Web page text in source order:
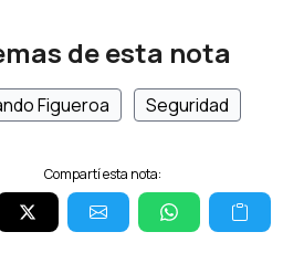
de esta nota
Figueroa Seguridad
Compartí esta nota: